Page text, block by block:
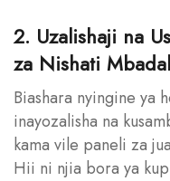
2. Uzalishaji na
za Nishati
Biashara nyingine ya
inayozalisha na
kama vile paneli za
Hii ni njia bora ya